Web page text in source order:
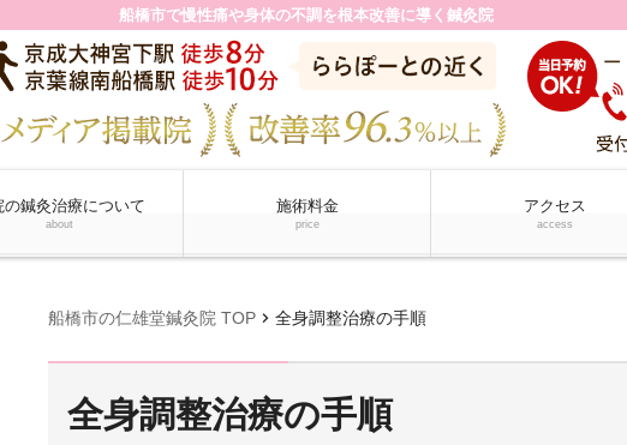
船橋市で慢性痛や身体の不調を根本改善に導く鍼灸院
の鍼灸治療について
about
施術料金
price
アクセス
access
船橋市の仁雄堂鍼灸院 TOP chevron_right 全身調整治療の手順
全身調整治療の手順